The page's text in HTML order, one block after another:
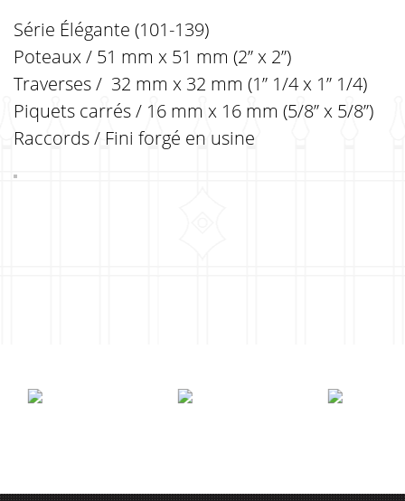
Série Élégante (101-139)
Poteaux / 51 mm x 51 mm (2” x 2”)
Traverses / 32 mm x 32 mm (1” 1/4 x 1” 1/4)
Piquets carrés / 16 mm x 16 mm (5/8” x 5/8”)
Raccords / Fini forgé en usine